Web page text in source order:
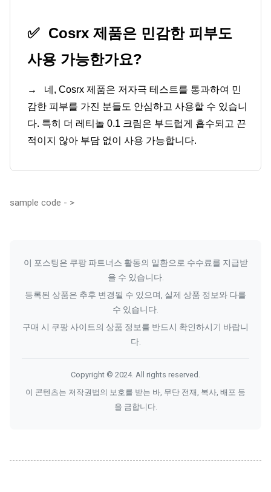
✅ Cosrx 제품은 민감한 피부도
사용 가능한가요?
→
네, Cosrx 제품은 저자극 테스트를 통과하여 민
감한 피부를 가진 분들도 안심하고 사용할 수 있습니
다. 특히 더 레티놀 0.1 크림은 부드럽게 흡수되고 끈
적이지 않아 부담 없이 사용 가능합니다.
sample code - >
이 포스팅은 쿠팡 파트너스 활동의 일환으로 수수료를 지급받
을 수 있습니다.
등록된 상품은 추후 변경될 수 있으며, 실제 상품 정보와 다를
수 있습니다.
구매 시 쿠팡 사이트의 상품 정보를 반드시 확인하시기 바랍니
다.
Copyright © 2024. All rights reserved.
이 콘텐츠는 저작권법의 보호를 받는 바, 무단 전재, 복사, 배포 등
을 금합니다.